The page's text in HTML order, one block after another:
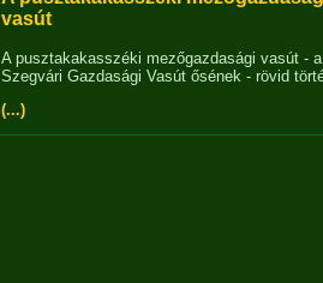
vasút
A pusztakakasszéki mezőgazdasági vasút - a
Szegvári Gazdasági Vasút ősének - rövid
(...)